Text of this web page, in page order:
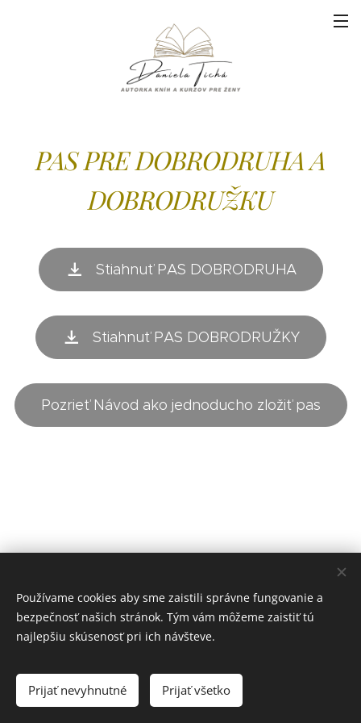
PAS PRE DOBRODRUHA A
DOBRODRUŽKU
Stiahnuť PAS DOBRODRUHA
Stiahnuť PAS DOBRODRUŽKY
Pozrieť Návod ako jednoducho zložiť pas
VOP,GDPR
Vytvorené službouWebnode
Používame cookies aby sme zaistili správne fungovanie a
bezpečnosť našich stránok. Tým vám môžeme zaistiť tú
najlepšiu skúsenosť pri ich návšteve.
Prijať nevyhnutné Prijať všetko